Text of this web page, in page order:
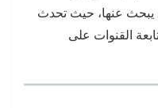
يبحث عنها، حيث تحدث
القنوات على